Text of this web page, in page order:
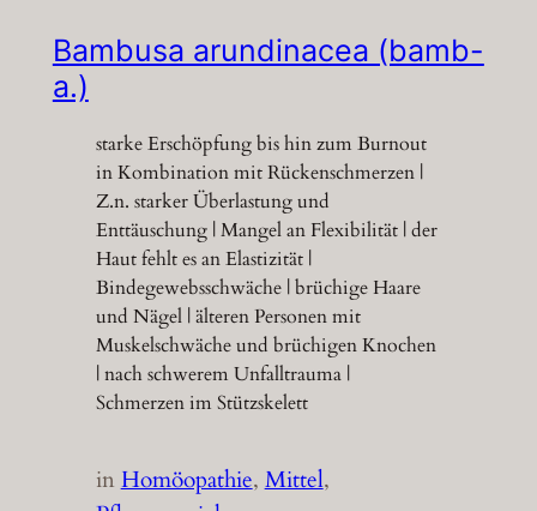
Bambusa arundinacea (bamb-
a.)
starke Erschöpfung bis hin zum Burnout
in Kombination mit Rückenschmerzen |
Z.n. starker Überlastung und
Enttäuschung | Mangel an Flexibilität | der
Haut fehlt es an Elastizität |
Bindegewebsschwäche | brüchige Haare
und Nägel | älteren Personen mit
Muskelschwäche und brüchigen Knochen
| nach schwerem Unfalltrauma |
Schmerzen im Stützskelett
inHomöopathie, Mittel